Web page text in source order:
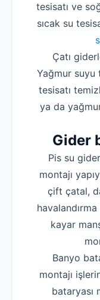
tesisatı ve
sıcak su
Çatı
Yağmur suyu
tesisatı
ya da
Gider
Pis su
montajı
çift çatal,
kayar
Banyo
montajı
bataryası